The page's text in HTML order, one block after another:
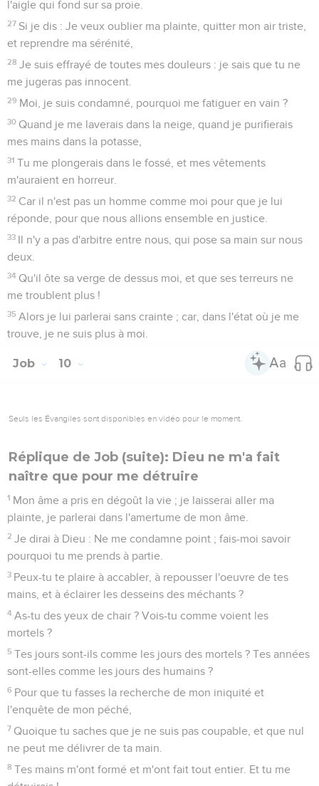
l'aigle qui fond sur sa proie.
27 Si je dis : Je veux oublier ma plainte, quitter mon air triste,
et reprendre ma sérénité,
28 Je suis effrayé de toutes mes douleurs : je sais que tu ne
me jugeras pas innocent.
29 Moi, je suis condamné, pourquoi me fatiguer en vain ?
30 Quand je me laverais dans la neige, quand je purifierais
mes mains dans la potasse,
31 Tu me plongerais dans le fossé, et mes vêtements
m'auraient en horreur.
32 Car il n'est pas un homme comme moi pour que je lui
réponde, pour que nous allions ensemble en justice.
33 Il n'y a pas d'arbitre entre nous, qui pose sa main sur nous
deux.
34 Qu'il ôte sa verge de dessus moi, et que ses terreurs ne
me troublent plus !
35 Alors je lui parlerai sans crainte ; car, dans l'état où je me
trouve, je ne suis plus à moi.
Job 10
Seuls les Évangiles sont disponibles en vidéo pour le moment.
Réplique de Job (suite): Dieu ne m'a fait
naître que pour me détruire
1 Mon âme a pris en dégoût la vie ; je laisserai aller ma
plainte, je parlerai dans l'amertume de mon âme.
2 Je dirai à Dieu : Ne me condamne point ; fais-moi savoir
pourquoi tu me prends à partie.
3 Peux-tu te plaire à accabler, à repousser l'oeuvre de tes
mains, et à éclairer les desseins des méchants ?
4 As-tu des yeux de chair ? Vois-tu comme voient les
mortels ?
5 Tes jours sont-ils comme les jours des mortels ? Tes années
sont-elles comme les jours des humains ?
6 Pour que tu fasses la recherche de mon iniquité et
l'enquête de mon péché,
7 Quoique tu saches que je ne suis pas coupable, et que nul
ne peut me délivrer de ta main.
8 Tes mains m'ont formé et m'ont fait tout entier. Et tu me